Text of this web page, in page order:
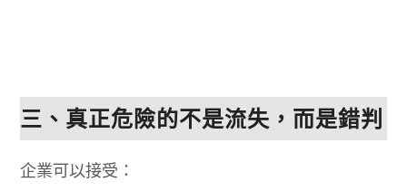
三、真正危險的不是流失，而是錯判
企業可以接受：